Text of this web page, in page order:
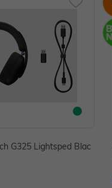
G325 Lightsped Blac